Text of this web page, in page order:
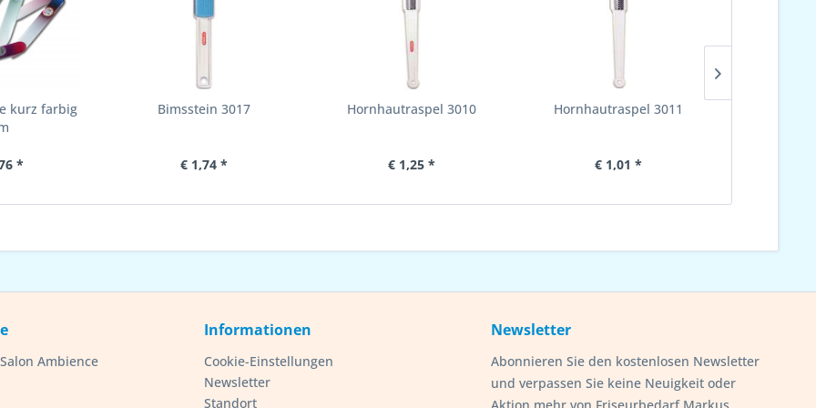
kurz farbig
*
Bimsstein 3017
€ 1,74 *
Hornhautraspel 3010
€ 1,25 *
Hornhautraspel 3011
€ 1,01 *
Ambience
Informationen
Cookie-Einstellungen
Newsletter
Standort
Newsletter
Abonnieren Sie den kostenlosen Newsletter
und verpassen Sie keine Neuigkeit oder